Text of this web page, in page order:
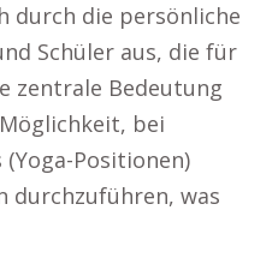
durch die persönliche
Schüler aus, die für
zentrale Bedeutung
bei
Positionen)
durchzuführen, was